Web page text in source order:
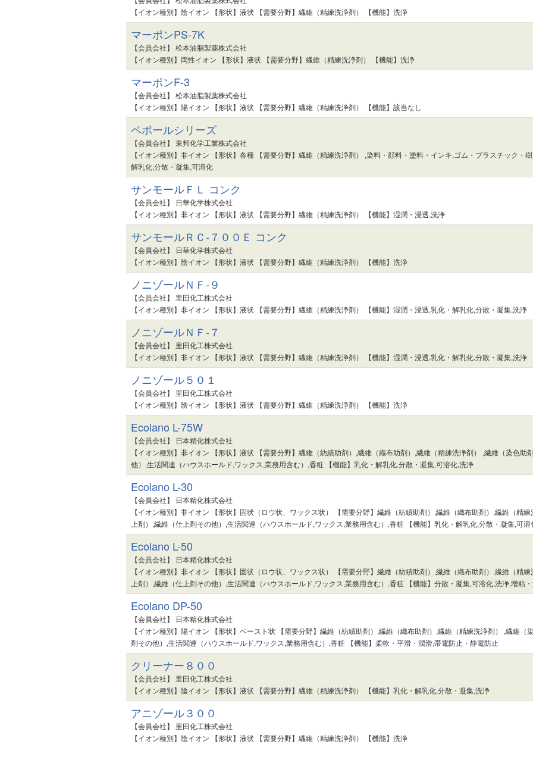
【イオン種別】陰イオン 【形状】液状 【需要分野】繊維（精練洗浄剤） 【機能】洗浄
マーポンPS-7K
【会員会社】 松本油脂製薬株式会社
【イオン種別】両性イオン 【形状】液状 【需要分野】繊維（精練洗浄剤） 【機能】洗浄
マーポンF-3
【会員会社】 松本油脂製薬株式会社
【イオン種別】陽イオン 【形状】液状 【需要分野】繊維（精練洗浄剤） 【機能】該当なし
ペポールシリーズ
【会員会社】 東邦化学工業株式会社
【イオン種別】非イオン 【形状】各種 【需要分野】繊維（精練洗浄剤） ,染料・顔料・塗料・インキ,ゴム・プラスチック・
解乳化,分散・凝集,可溶化
サンモールＦＬ コンク
【会員会社】 日華化学株式会社
【イオン種別】非イオン 【形状】液状 【需要分野】繊維（精練洗浄剤） 【機能】湿潤・浸透,洗浄
サンモールＲＣ-７００Ｅ コンク
【会員会社】 日華化学株式会社
【イオン種別】陰イオン 【形状】液状 【需要分野】繊維（精練洗浄剤） 【機能】洗浄
ノニゾールＮＦ-９
【会員会社】 里田化工株式会社
【イオン種別】非イオン 【形状】液状 【需要分野】繊維（精練洗浄剤） 【機能】湿潤・浸透,乳化・解乳化,分散・凝集,洗浄
ノニゾールＮＦ-７
【会員会社】 里田化工株式会社
【イオン種別】非イオン 【形状】液状 【需要分野】繊維（精練洗浄剤） 【機能】湿潤・浸透,乳化・解乳化,分散・凝集,洗浄
ノニゾール５０１
【会員会社】 里田化工株式会社
【イオン種別】陰イオン 【形状】液状 【需要分野】繊維（精練洗浄剤） 【機能】洗浄
Ecolano L-75W
【会員会社】 日本精化株式会社
【イオン種別】非イオン 【形状】液状 【需要分野】繊維（紡績助剤）,繊維（織布助剤）,繊維（精練洗浄剤） ,繊維（染色
他）,生活関連（ハウスホールド,ワックス,業務用含む）,香粧 【機能】乳化・解乳化,分散・凝集,可溶化,洗浄
Ecolano L-30
【会員会社】 日本精化株式会社
【イオン種別】非イオン 【形状】固状（ロウ状、ワックス状） 【需要分野】繊維（紡績助剤）,繊維（織布助剤）,繊維（精
上剤）,繊維（仕上剤その他）,生活関連（ハウスホールド,ワックス,業務用含む）,香粧 【機能】乳化・解乳化,分散・凝集,可溶
Ecolano L-50
【会員会社】 日本精化株式会社
【イオン種別】非イオン 【形状】固状（ロウ状、ワックス状） 【需要分野】繊維（紡績助剤）,繊維（織布助剤）,繊維（精
上剤）,繊維（仕上剤その他）,生活関連（ハウスホールド,ワックス,業務用含む）,香粧 【機能】分散・凝集,可溶化,洗浄,増粘
Ecolano DP-50
【会員会社】 日本精化株式会社
【イオン種別】陽イオン 【形状】ペースト状 【需要分野】繊維（紡績助剤）,繊維（織布助剤）,繊維（精練洗浄剤） ,繊維（
剤その他）,生活関連（ハウスホールド,ワックス,業務用含む）,香粧 【機能】柔軟・平滑・潤滑,帯電防止・静電防止
クリーナー８００
【会員会社】 里田化工株式会社
【イオン種別】陰イオン 【形状】液状 【需要分野】繊維（精練洗浄剤） 【機能】乳化・解乳化,分散・凝集,洗浄
アニゾール３００
【会員会社】 里田化工株式会社
【イオン種別】陰イオン 【形状】液状 【需要分野】繊維（精練洗浄剤） 【機能】洗浄